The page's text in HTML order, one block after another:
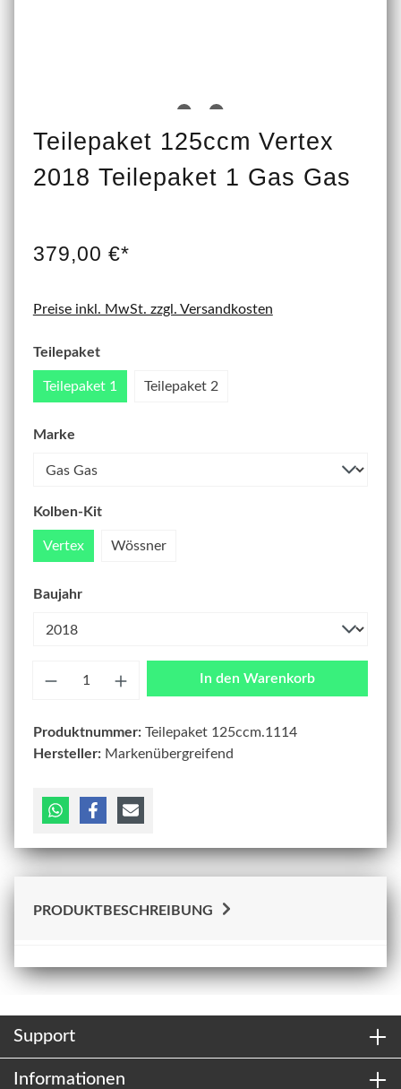
Teilepaket 125ccm Vertex
2018 Teilepaket 1 Gas Gas
379,00 €*
Preise inkl. MwSt. zzgl. Versandkosten
Teilepaket
Teilepaket 1 Teilepaket 2
Marke
Kolben-Kit
Vertex Wössner
Baujahr
In den Warenkorb
Produktnummer: Teilepaket 125ccm.1114
Hersteller: Markenübergreifend
PRODUKTBESCHREIBUNG
Support
Informationen